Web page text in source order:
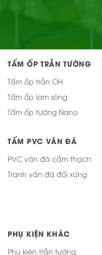
TẤM ỐP TRẦN TƯỜNG
Tấm ốp trần OH
Tấm ốp lam sóng
Tấm ốp tường Nano
TẤM PVC VÂN ĐÁ
PVC vân đá cẩm thạch
Tranh vân đá đối xứng
PHỤ KIỆN KHÁC
Phụ kiện trần tường